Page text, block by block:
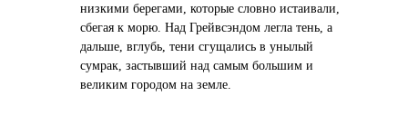
низкими берегами, которые словно истаивали,
сбегая к морю. Над Грейвсэндом легла тень, а
дальше, вглубь, тени сгущались в унылый
сумрак, застывший над самым большим и
великим городом на земле.